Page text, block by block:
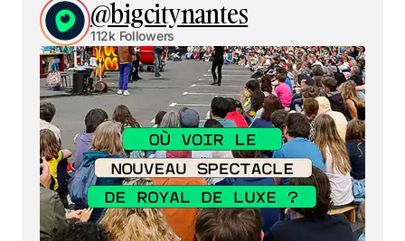
@bigcitynantes
112k Followers